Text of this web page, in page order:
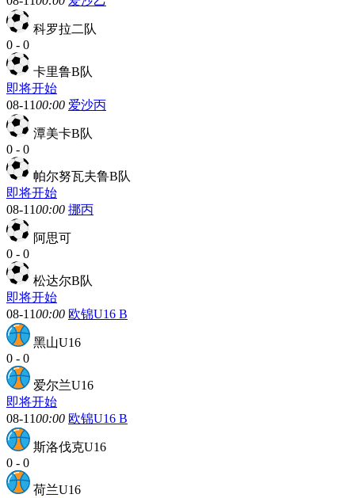
科罗拉二队
0 - 0
卡里鲁B队
即将开始
08-1100:00 爱沙丙
潭美卡B队
0 - 0
帕尔努瓦夫鲁B队
即将开始
08-1100:00 挪丙
阿思可
0 - 0
松达尔B队
即将开始
08-1100:00 欧锦U16 B
黑山U16
0 - 0
爱尔兰U16
即将开始
08-1100:00 欧锦U16 B
斯洛伐克U16
0 - 0
荷兰U16